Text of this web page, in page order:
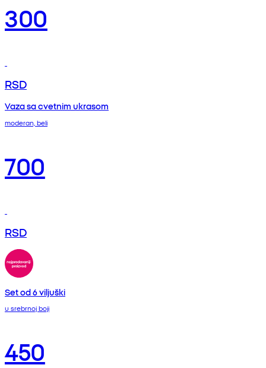
300
RSD
Vaza sa cvetnim ukrasom
moderan, beli
700
RSD
Set od 6 viljuški
u srebrnoj boji
450